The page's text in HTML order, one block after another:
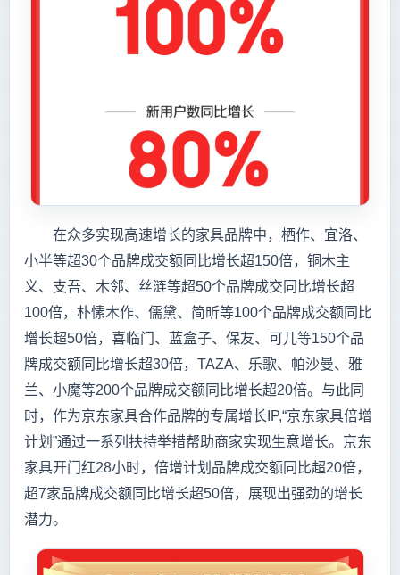
在众多实现高速增长的家具品牌中，栖作、宜洛、
小半等超30个品牌成交额同比增长超150倍，铜木主
义、支吾、木邻、丝涟等超50个品牌成交同比增长超
100倍，朴愫木作、儒黛、简昕等100个品牌成交额同比
增长超50倍，喜临门、蓝盒子、保友、可儿等150个品
牌成交额同比增长超30倍，TAZA、乐歌、帕沙曼、雅
兰、小魔等200个品牌成交额同比增长超20倍。与此同
时，作为京东家具合作品牌的专属增长IP,“京东家具倍增
计划”通过一系列扶持举措帮助商家实现生意增长。京东
家具开门红28小时，倍增计划品牌成交额同比超20倍，
超7家品牌成交额同比增长超50倍，展现出强劲的增长
潜力。